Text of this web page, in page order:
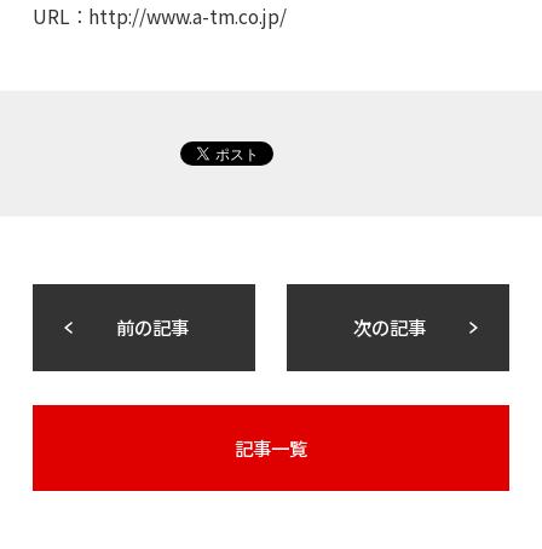
URL：http://www.a-tm.co.jp/
前の記事 次の記事
記事一覧